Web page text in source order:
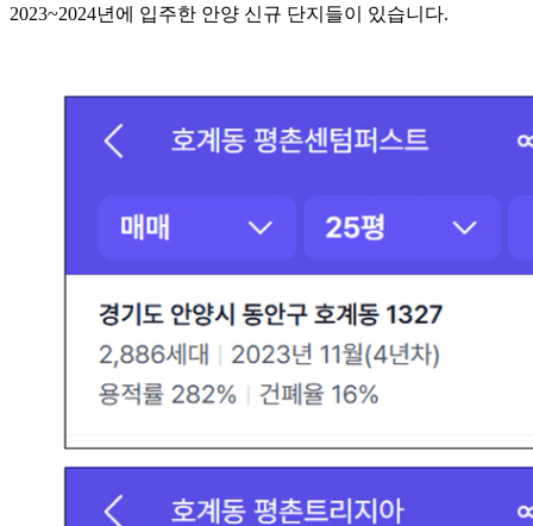
2023~2024년에 입주한 안양 신규 단지들이 있습니다.